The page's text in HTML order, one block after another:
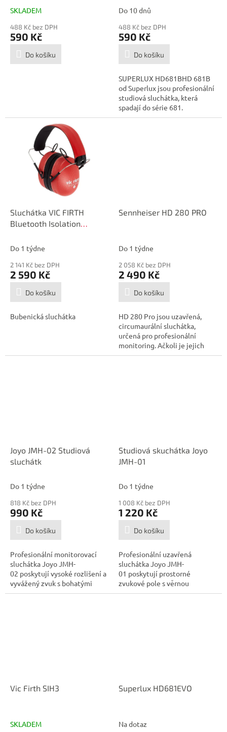
SKLADEM
488 Kč bez DPH
590 Kč
Do košíku
Do 10 dnů
488 Kč bez DPH
590 Kč
Do košíku
SUPERLUX HD681BHD 681B
od Superlux jsou profesionální
studiová sluchátka, která
spadají do série 681.
Konkrétně tato...
Sluchátka VIC FIRTH
Bluetooth Isolation
Do 1 týdne
2 141 Kč bez DPH
2 590 Kč
Do košíku
Bubenická sluchátka
Sennheiser HD 280 PRO
Do 1 týdne
2 058 Kč bez DPH
2 490 Kč
Do košíku
HD 280 Pro jsou uzavřená,
circumaurální sluchátka,
určená pro profesionální
monitoring. Ačkoli je jejich
využití...
Joyo JMH-02 Studiová
sluchátk
Do 1 týdne
818 Kč bez DPH
990 Kč
Do košíku
Profesionální monitorovací
sluchátka Joyo JMH-
02 poskytují vysoké rozlišení a
vyvážený zvuk s bohatými
výškami,...
Studiová skuchátka Joyo
JMH-01
Do 1 týdne
1 008 Kč bez DPH
1 220 Kč
Do košíku
Profesionální uzavřená
sluchátka Joyo JMH-
01 poskytují prostorné
zvukové pole s věrnou
zvukovou reprodukcí....
Vic Firth SIH3
SKLADEM
Superlux HD681EVO
Na dotaz